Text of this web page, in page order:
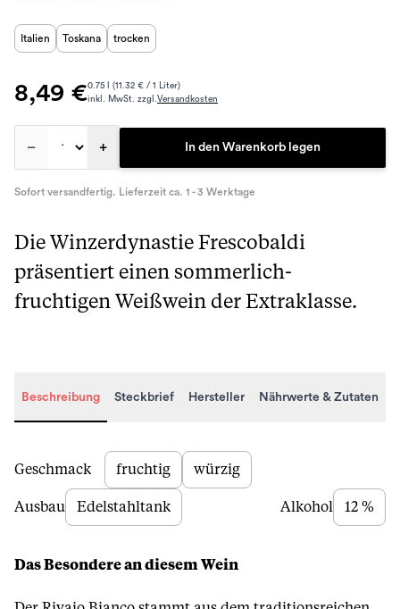
Italien Toskana trocken
8,49 €0.75 l (11.32 € / 1 Liter)
inkl. MwSt. zzgl.Versandkosten
– + In den Warenkorb legen
Sofort versandfertig. Lieferzeit ca. 1 - 3 Werktage
Die Winzerdynastie Frescobaldi
präsentiert einen sommerlich-
fruchtigen Weißwein der Extraklasse.
Beschreibung Steckbrief Hersteller Nährwerte & Zutaten
Beschreibung
Geschmack fruchtig würzig
Ausbau Edelstahltank Alkohol 12 %
Das Besondere an diesem Wein